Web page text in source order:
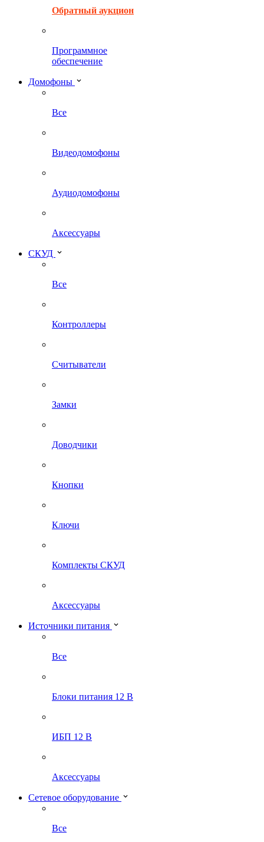
Обратный аукцион
Программное
обеспечение
Домофоны
Все
Видеодомофоны
Аудиодомофоны
Аксессуары
СКУД
Все
Контроллеры
Считыватели
Замки
Доводчики
Кнопки
Ключи
Комплекты СКУД
Аксессуары
Источники питания
Все
Блоки питания 12 В
ИБП 12 В
Аксессуары
Сетевое оборудование
Все